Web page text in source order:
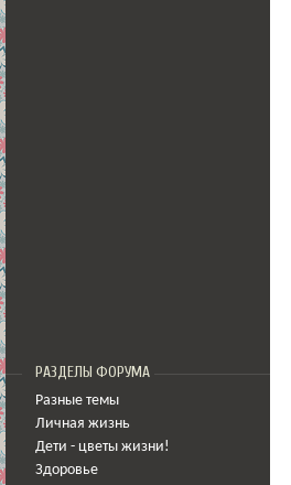
РАЗДЕЛЫ ФОРУМА
Разные темы
Личная жизнь
Дети - цветы жизни!
Здоровье